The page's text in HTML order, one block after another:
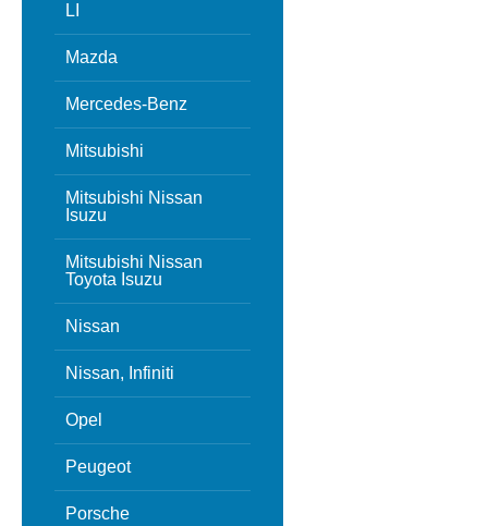
LI
Mazda
Mercedes-Benz
Mitsubishi
Mitsubishi Nissan
Isuzu
Mitsubishi Nissan
Toyota Isuzu
Nissan
Nissan, Infiniti
Opel
Peugeot
Porsche